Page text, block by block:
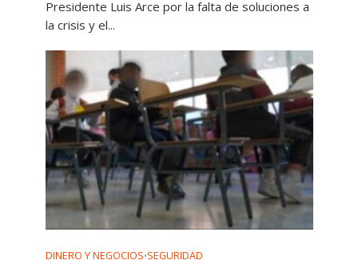
Presidente Luis Arce por la falta de soluciones a
la crisis y el...
DINERO Y NEGOCIOS•SEGURIDAD